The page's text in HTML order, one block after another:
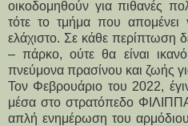
οικοδομηθούν για πιθανές
τότε το τμήμα που απομένει
ελάχιστο. Σε κάθε περίπτωση
– πάρκο, ούτε θα είναι
πνεύμονα πρασίνου και ζωής
Τον Φεβρουάριο του 2022,
μέσα στο στρατόπεδο
απλή ενημέρωση του